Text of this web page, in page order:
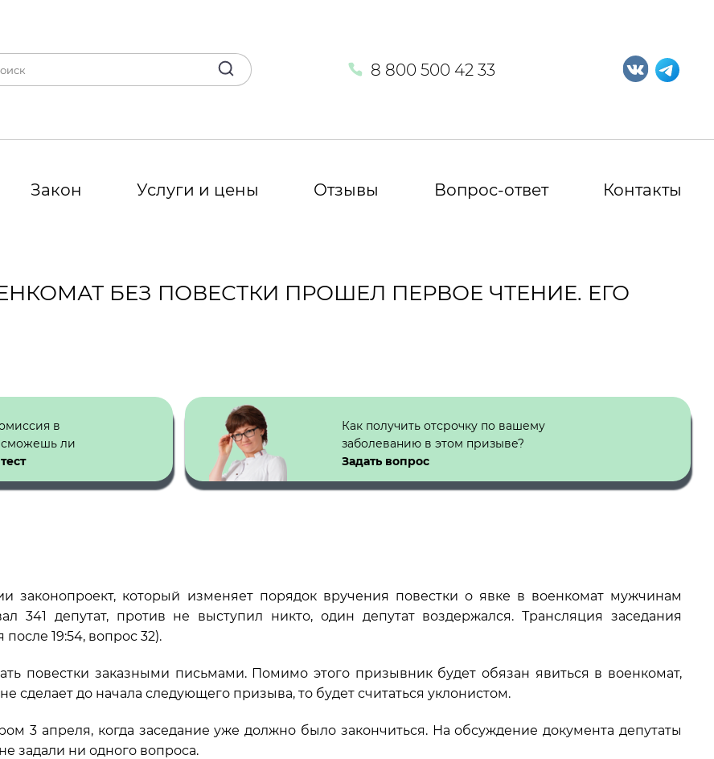
8 800 500 42 33
Закон Услуги и цены Отзывы Вопрос-ответ Контакты
БЕЗ ПОВЕСТКИ ПРОШЕЛ ПЕРВОЕ ЧТЕНИЕ. ЕГО
в
сможешь ли
Как получить отсрочку по вашему
заболеванию в этом призыве?
Задать вопрос
законопроект, который изменяет порядок вручения повестки о явке в военкомат мужчинам
341 депутат, против не выступил никто, один депутат воздержался. Трансляция заседания
19:54, вопрос 32).
повестки заказными письмами. Помимо этого призывник будет обязан явиться в военкомат,
сделает до начала следующего призыва, то будет считаться уклонистом.
3 апреля, когда заседание уже должно было закончиться. На обсуждение документа депутаты
задали ни одного вопроса.